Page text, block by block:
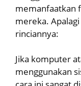
memanfaatkan
mereka.
rinciannya:
Jika komputer
menggunakan